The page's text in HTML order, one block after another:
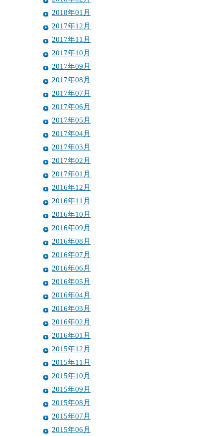
2018年01月
2017年12月
2017年11月
2017年10月
2017年09月
2017年08月
2017年07月
2017年06月
2017年05月
2017年04月
2017年03月
2017年02月
2017年01月
2016年12月
2016年11月
2016年10月
2016年09月
2016年08月
2016年07月
2016年06月
2016年05月
2016年04月
2016年03月
2016年02月
2016年01月
2015年12月
2015年11月
2015年10月
2015年09月
2015年08月
2015年07月
2015年06月